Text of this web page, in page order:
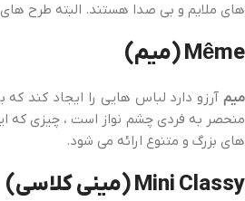
های ملایم و بی صدا هستند. البته طرح های
Même (میم)
میم آرزو دارد لباس هایی را ایجاد کند
منحصر به فردی چشم نواز است ، چیزی که
های بزرگ و متنوع ارائه می شود.
Mini Classy (مینی کلاسی)